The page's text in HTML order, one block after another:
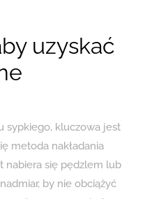
uzyskać
sypkiego, kluczowa jest
metoda nakładania
nabiera się pędzlem lub
by nie obciążyć